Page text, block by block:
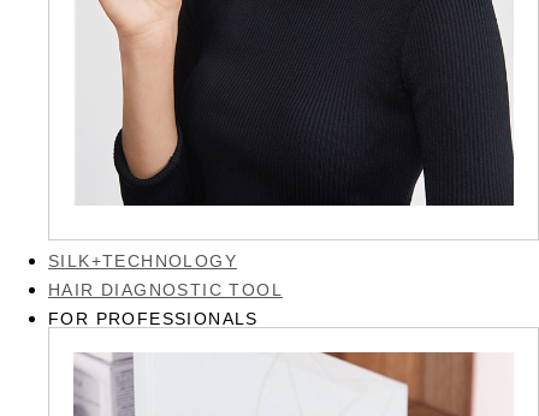
SILK+TECHNOLOGY
HAIR DIAGNOSTIC TOOL
FOR PROFESSIONALS